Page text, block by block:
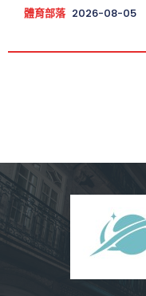
體育部落 2026-08-05